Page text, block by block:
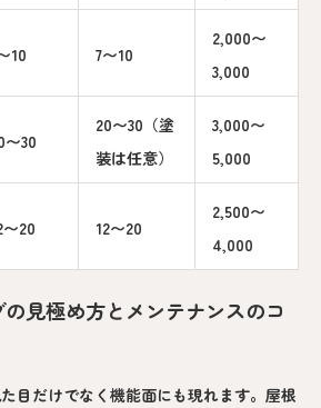
10 7〜10
2,000〜
3,000
〜30
20〜30（塗
装は任意）
3,000〜
5,000
〜20 12〜20
2,500〜
4,000
見極め方とメンテナンスのコ
目だけでなく機能面にも現れます。屋根